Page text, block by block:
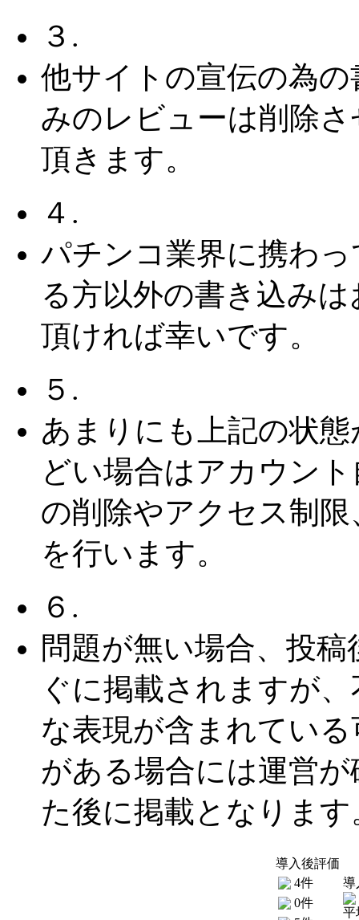
３.
他サイトの宣伝の為の
みのレビューは削除さ
頂きます。
４.
パチンコ業界に携わっ
る方以外の書き込みは
頂ければ幸いです。
５.
あまりにも上記の状態
どい場合はアカウント
の削除やアクセス制限
を行います。
６.
問題が無い場合、投稿
ぐに掲載されますが
な表現が含まれている
がある場合には運営が
た後に掲載となります
導入後評価
4件
0件
導
平